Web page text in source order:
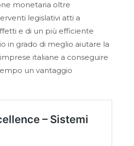
monetaria oltre
legislativi atti a
e di un più efficiente
in grado di meglio aiutare la
italiane a conseguire
un vantaggio